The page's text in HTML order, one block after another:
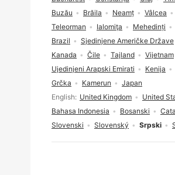
Izbor jezika
English United Kingdom United
Bahasa Indonesia
Bosanski
Slovenski
Slovenský Srpski
Brazil Sjedinjene Američke Države
Kanada
Čile Tajland Vijetnam
Ujedinjeni Arapski Emirati
Kenija
Grčka
Kamerun Japan
Buzău
Brăila Neamț Vâlcea
Teleorman
Ialomiţa Mehedinți